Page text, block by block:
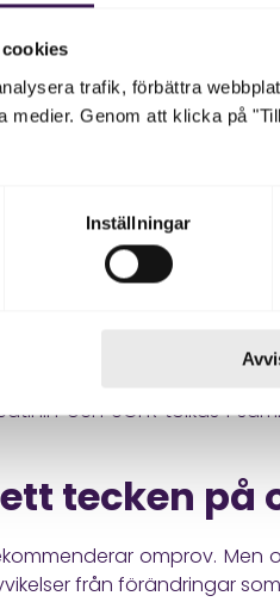
trafik, förbättra
medier. Genom att klicka på
Inställningar
flera år kan det vara
mer stöd för
järnbrist.
slutet på frågan. Ibland är
kan vara
prov inte alltid att
kan
följs upp med ett nytt
om njurarna bara
och eGFR tolkas i
tecken på
omprov.
från förändringar